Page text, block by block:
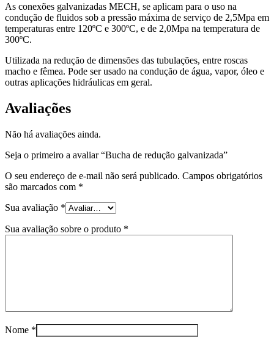
As conexões galvanizadas MECH, se aplicam para o uso na
condução de fluidos sob a pressão máxima de serviço de 2,5Mpa em
temperaturas entre 120ºC e 300ºC, e de 2,0Mpa na temperatura de
300ºC.
Utilizada na redução de dimensões das tubulações, entre roscas
macho e fêmea. Pode ser usado na condução de água, vapor, óleo e
outras aplicações hidráulicas em geral.
Avaliações
Não há avaliações ainda.
Seja o primeiro a avaliar “Bucha de redução galvanizada”
O seu endereço de e-mail não será publicado. Campos obrigatórios
são marcados com *
Sua avaliação *
Sua avaliação sobre o produto *
Nome *